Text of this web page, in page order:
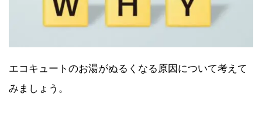
エコキュートのお湯がぬるくなる原因について考えて
みましょう。